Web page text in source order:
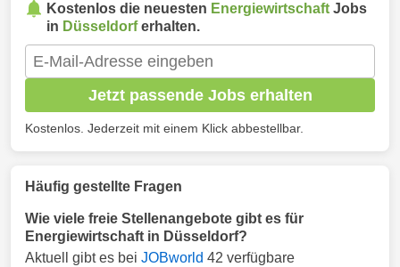
Kostenlos die neuesten Energiewirtschaft Jobs
in Düsseldorferhalten.
Jetzt passende Jobs erhalten
Kostenlos. Jederzeit mit einem Klick abbestellbar.
Häufig gestellte Fragen
Wie viele freie Stellenangebote gibt es für
Energiewirtschaft in Düsseldorf?
Aktuell gibt es bei JOBworld 42 verfügbare